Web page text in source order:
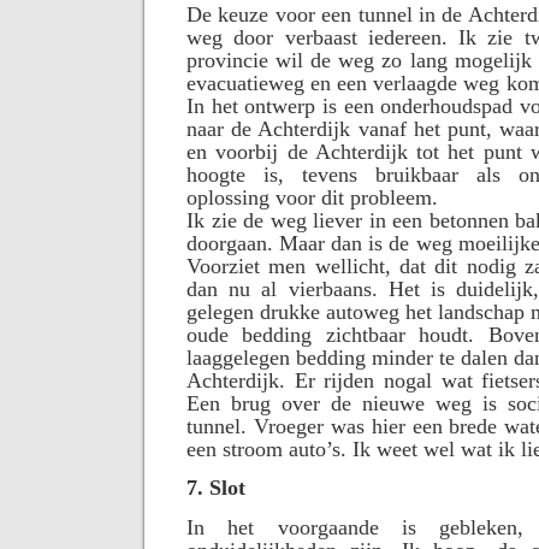
De keuze voor een tunnel in de
weg door verbaast iedereen. Ik zie
provincie wil de weg zo lang mogelijk
evacuatieweg en een verlaagde weg
In het ontwerp is een onderhoudspad
naar de Achterdijk vanaf het punt,
en voorbij de Achterdijk tot het punt
hoogte is, tevens bruikbaar als
oplossing voor dit probleem.
Ik zie de weg liever in een betonnen
doorgaan. Maar dan is de weg
Voorziet men wellicht, dat dit nodig
dan nu al vierbaans. Het is
gelegen drukke autoweg het landschap
oude bedding zichtbaar houdt.
laaggelegen bedding minder te dalen
Achterdijk. Er rijden nogal wat
Een brug over de nieuwe weg is
tunnel. Vroeger was hier een brede
een stroom auto’s. Ik weet wel wat ik
7. Slot
In het voorgaande is